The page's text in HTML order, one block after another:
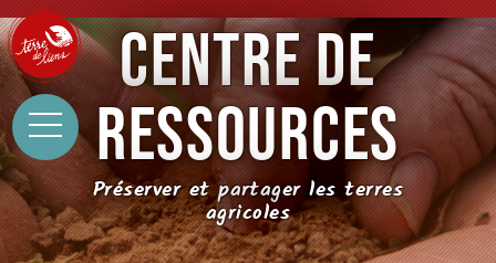
CENTRE DE
RESSOURCES
Préserver et partager les terres
agricoles